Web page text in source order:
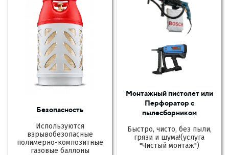
Безопасность
Используются
взрывобезопасные
полимерно-композитные
газовые баллоны
Монтажный пистолет или
Перфоратор с
пылесборником
Быстро, чисто, без пыли,
грязи и шума!(услуга
"Чистый монтаж")